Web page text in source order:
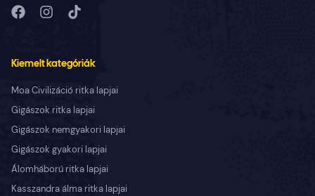
Kiemelt kategóriák
Moa Civilizáció ritka lapjai
Gigászok ritka lapjai
Gigászok nemgyakori lapjai
Gigászok gyakori lapjai
Álomháború ritka lapjai
Kasszandra álma ritka lapjai